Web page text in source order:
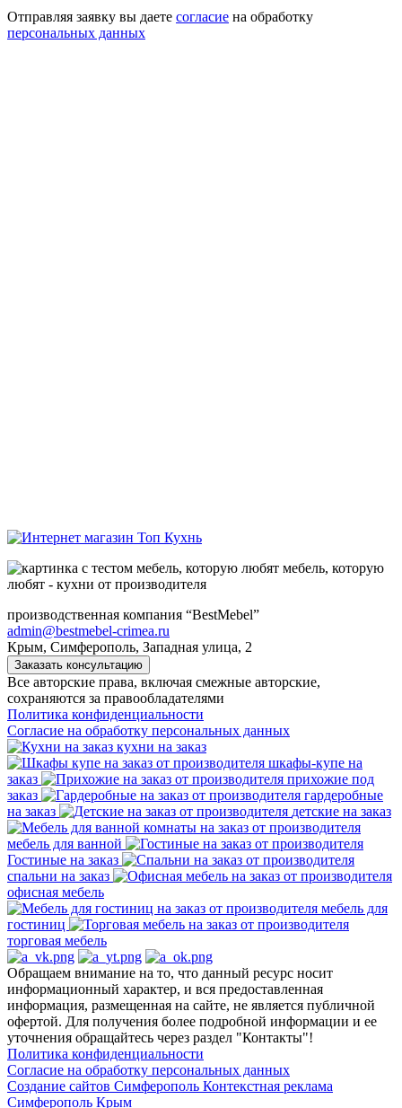
Отправляя заявку вы даете согласие на обработку
персональных данных
мебель, которую
любят - кухни от производителя
производственная компания “BestMebel”
admin@bestmebel-crimea.ru
Крым, Симферополь, Западная улица, 2
Заказать консультацию
Все авторские права, включая смежные авторские,
сохраняются за правообладателями
Политика конфиденциальности
Согласие на обработку персональных данных
кухни на заказ
шкафы-купе на
заказ
прихожие под
заказ
гардеробные
на заказ
детские на заказ
мебель для ванной
Гостиные на заказ
спальни на заказ
офисная мебель
мебель для
гостиниц
торговая мебель
Обращаем внимание на то, что данный ресурс носит
информационный характер, и вся предоставленная
информация, размещенная на сайте, не является публичной
офертой. Для получения более подробной информации и ее
уточнения обращайтесь через раздел "Контакты"!
Политика конфиденциальности
Согласие на обработку персональных данных
Создание сайтов Симферополь Контекстная реклама
Симферополь Крым